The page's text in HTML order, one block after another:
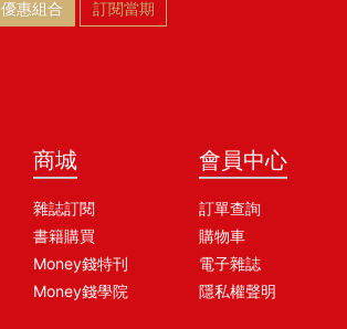
優惠組合 訂閱當期
商城
雜誌訂閱
書籍購買
Money錢特刊
Money錢學院
會員中心
訂單查詢
購物車
電子雜誌
隱私權聲明